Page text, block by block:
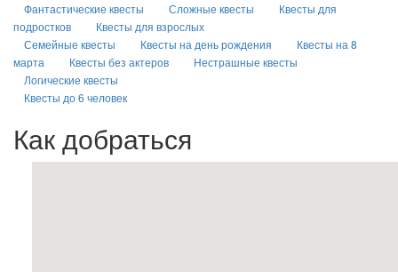
Фантастические квесты
Сложные квесты
Квесты для
подростков
Квесты для взрослых
Семейные квесты
Квесты на день рождения
Квесты на 8
марта
Квесты без актеров
Нестрашные квесты
Логические квесты
Квесты до 6 человек
Как добраться